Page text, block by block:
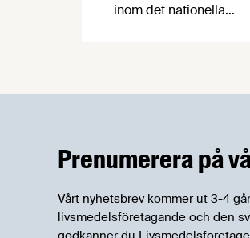
inom det nationella
innovationer som
livsmedelsförsörjning.
Prenumerera på
Vårt nyhetsbrev kommer ut 3-4
livsmedelsföretagande och den